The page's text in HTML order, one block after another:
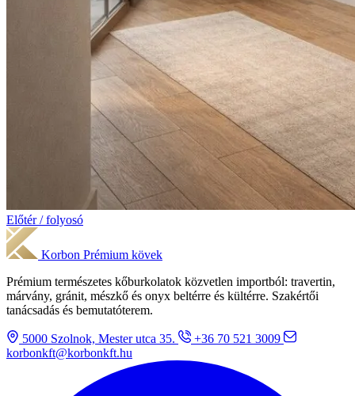
Előtér / folyosó
Korbon Prémium kövek
Prémium természetes kőburkolatok közvetlen importból: travertin,
márvány, gránit, mészkő és onyx beltérre és kültérre. Szakértői
tanácsadás és bemutatóterem.
5000 Szolnok, Mester utca 35.
+36 70 521 3009
korbonkft@korbonkft.hu